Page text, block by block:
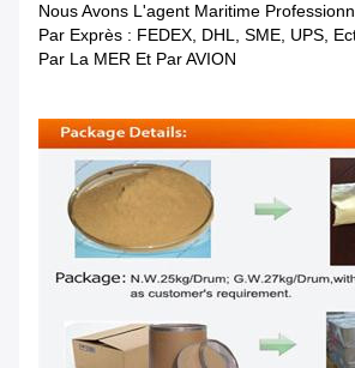
Nous Avons L'agent Maritime
Par Exprès : FEDEX, DHL, SME, UPS,
Par La MER Et Par AVION